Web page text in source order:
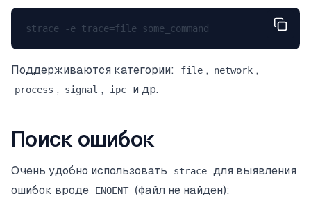
Поддерживаются категории: file , network ,
process , signal , ipc и др.
Поиск ошибок
Очень удобно использовать strace для выявления
ошибок вроде
ENOENT (файл не найден):